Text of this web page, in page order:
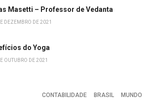
Masetti – Professor de Vedanta
DEZEMBRO DE 2021
do Yoga
OUTUBRO DE 2021
CONTABILIDADE BRASIL MUNDO